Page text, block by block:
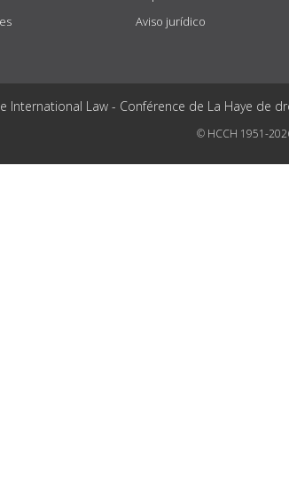
Aviso jurídico
International Law - Conférence de La Haye de
© HCCH 1951-